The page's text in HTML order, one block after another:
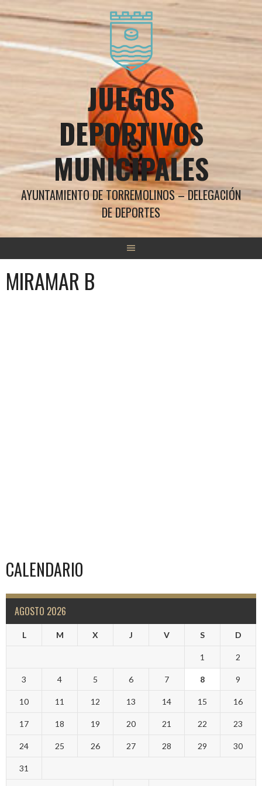
al
JUEGOS
DEPORTIVOS
MUNICIPALES
AYUNTAMIENTO DE TORREMOLINOS – DELEGACIÓN
DE DEPORTES
MIRAMAR B
CALENDARIO
AGOSTO 2026
L M X J V S D
1 2
3 4 5 6 7 8 9
10 11 12 13 14 15 16
17 18 19 20 21 22 23
24 25 26 27 28 29 30
31